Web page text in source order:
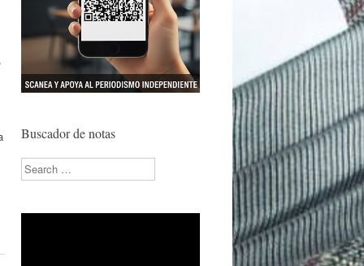
Buscador de notas
Search